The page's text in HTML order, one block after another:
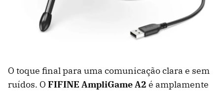
O toque final para uma comunicação clara e sem
ruídos. O FIFINE AmpliGame A2 é amplamente